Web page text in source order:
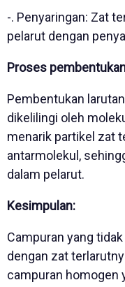
-. Penyaringan: Zat
pelarut dengan
Proses
Pembentukan
dikelilingi oleh
menarik partikel zat
antarmolekul,
dalam pelarut.
Kesimpulan:
Campuran yang
dengan zat
campuran homogen